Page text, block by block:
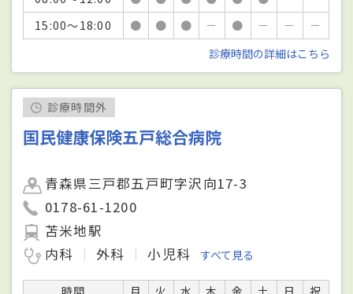
15:00～18:00
● ● ● － ● － －
－
診療時間の詳細はこちら
診療時間外
国民健康保険五戸総合病院
青森県三戸郡五戸町字沢向17-3
0178-61-1200
苫米地駅
内科
外科 小児科 すべて見る
時間 月 火 水 木 金 土 日 祝